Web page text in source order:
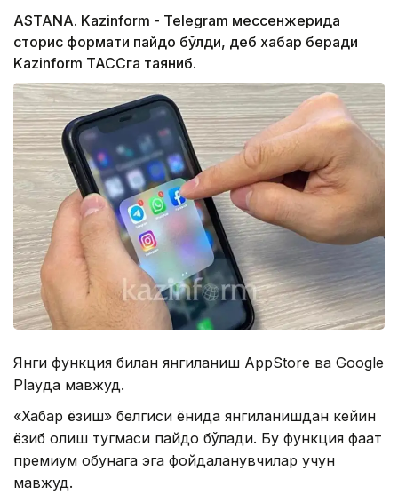
ASTANA. Kazinform - Telegram мессенжерида
сторис формати пайдо бўлди, деб хабар беради
Kazinform ТАССга таяниб.
Янги функция билан янгиланиш AppStore ва Google
Playда мавжуд.
«Хабар ёзиш» белгиси ёнида янгиланишдан кейин
ёзиб олиш тугмаси пайдо бўлади. Бу функция фақат
премиум обунага эга фойдаланувчилар учун
мавжуд.